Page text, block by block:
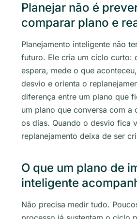
Planejar não é
comparar plano e
Planejamento inteligente não
futuro. Ele cria um ciclo curto:
espera, mede o que
desvio e orienta o
diferença entre um plano que
um plano que conversa com a
os dias. Quando o desvio fica
replanejamento deixa de ser
O que um plano de
inteligente
Não precisa medir tudo.